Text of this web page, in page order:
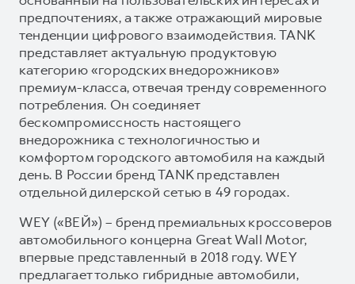
предпочтениях, а также отражающий мировые
тенденции цифрового взаимодействия. TANK
представляет актуальную продуктовую
категорию «городских внедорожников»
премиум-класса, отвечая тренду современного
потребления. Он соединяет
бескомпромиссность настоящего
внедорожника с технологичностью и
комфортом городского автомобиля на каждый
день. В России бренд TANK представлен
отдельной дилерской сетью в 49 городах.
WEY («ВЕЙ») – бренд премиальных кроссоверов
автомобильного концерна Great Wall Motor,
впервые представленный в 2018 году. WEY
предлагает только гибридные автомобили,